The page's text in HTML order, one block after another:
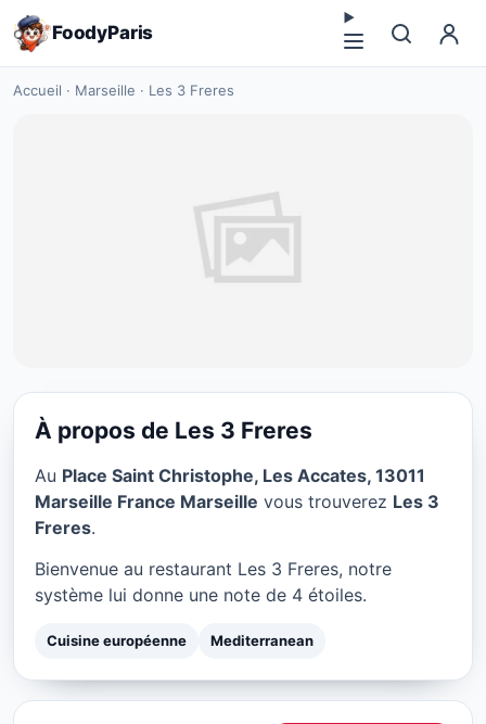
FoodyParis
Accueil · Marseille · Les 3 Freres
Les 3 Freres à Marseille
★ 4/5
À propos de Les 3 Freres
Au Place Saint Christophe, Les Accates, 13011
Marseille France Marseille vous trouverez Les 3
Freres.
Bienvenue au restaurant Les 3 Freres, notre
système lui donne une note de 4 étoiles.
Cuisine européenne Mediterranean